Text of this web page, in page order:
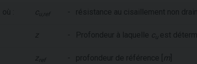
où : c u,ref - résistance au cisaillement non
z - Profondeur à laquelle c u est
zref - profondeur de référence [ m